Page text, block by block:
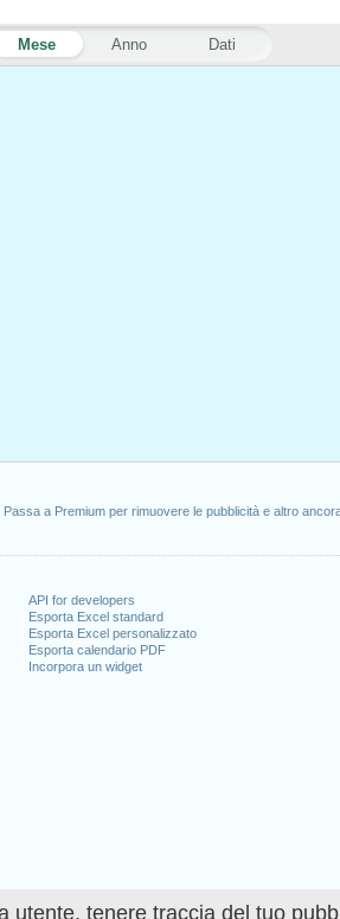
tenere traccia del tuo
Passa a Premium per rimuovere le pubblicità e altro
API for developers
Esporta Excel standard
Esporta Excel personalizzato
Esporta calendario PDF
Incorpora un widget
Mese Anno Dati